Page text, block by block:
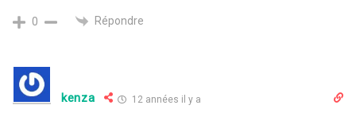
0 Répondre
kenza 12 années il y a